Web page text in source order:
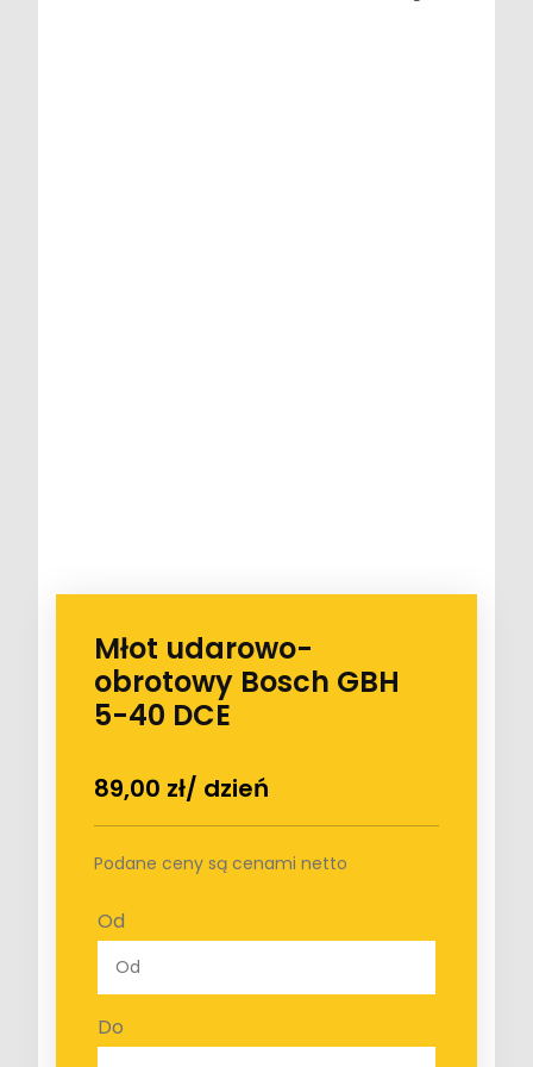
Młot udarowo-
obrotowy Bosch GBH
5-40 DCE
89,00 zł/ dzień
Podane ceny są cenami netto
Od
Do